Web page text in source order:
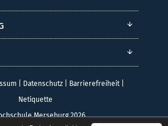
| Datenschutz| Barrierefreiheit|
Netiquette
Merseburg 2026